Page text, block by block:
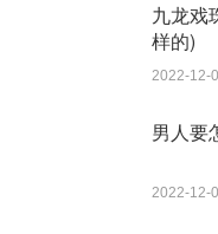
九龙戏
样的)
2022-12-
男人要
2022-12-